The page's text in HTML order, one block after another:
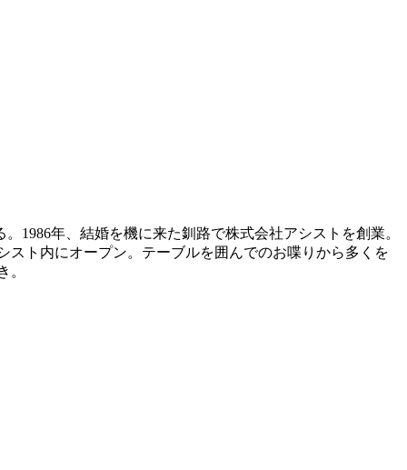
1986年、結婚を機に来た釧路で株式会社アシストを創業。
スト内にオープン。テーブルを囲んでのお喋りから多くを
。